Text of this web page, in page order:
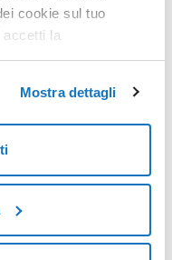
cookie sul tuo
la
Mostra dettagli
e conservazione
CAD stabilisce che, “
di conservazione, anche
conservazione dei
indicate nelle Linee
2014).
nell’abrogato
3 e 5-bis, 23-ter, comma